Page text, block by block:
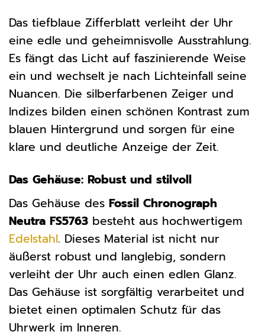
Das tiefblaue Zifferblatt verleiht der Uhr
eine edle und geheimnisvolle Ausstrahlung.
Es fängt das Licht auf faszinierende Weise
ein und wechselt je nach Lichteinfall seine
Nuancen. Die silberfarbenen Zeiger und
Indizes bilden einen schönen Kontrast zum
blauen Hintergrund und sorgen für eine
klare und deutliche Anzeige der Zeit.
Das Gehäuse: Robust und stilvoll
Das Gehäuse des Fossil Chronograph
Neutra FS5763 besteht aus hochwertigem
Edelstahl. Dieses Material ist nicht nur
äußerst robust und langlebig, sondern
verleiht der Uhr auch einen edlen Glanz.
Das Gehäuse ist sorgfältig verarbeitet und
bietet einen optimalen Schutz für das
Uhrwerk im Inneren.